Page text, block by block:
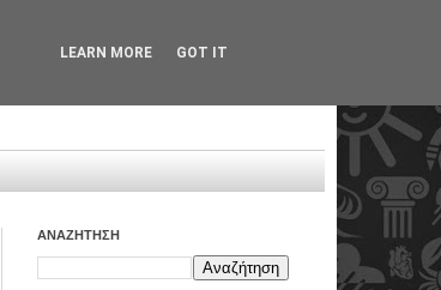
ΑΝΑΖΗΤΗΣΗ
LEARN MORE GOT IT